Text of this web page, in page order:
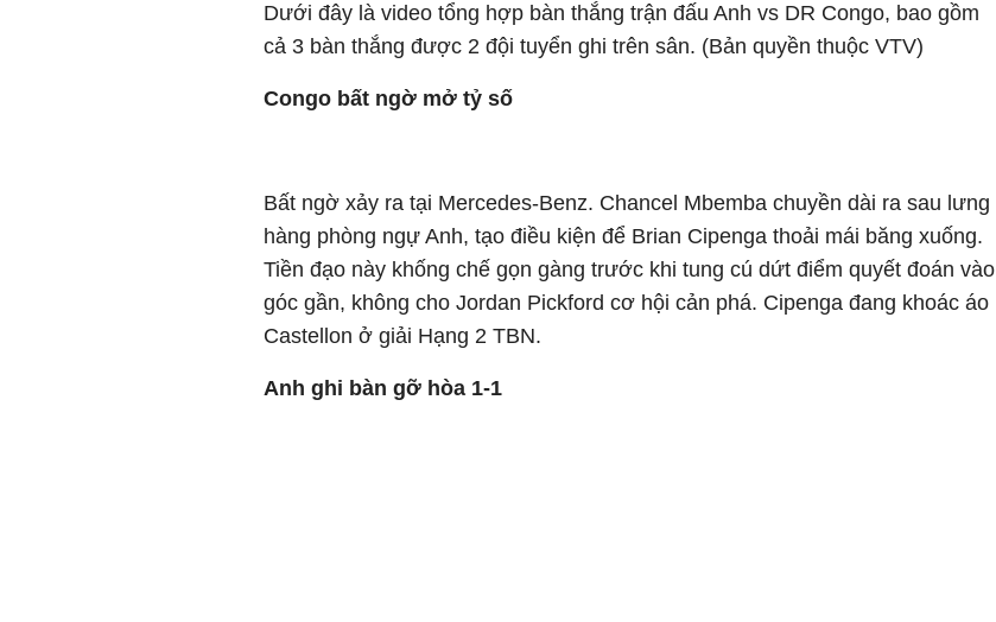
Dưới đây là video tổng hợp bàn thắng trận đấu Anh vs DR Congo, bao gồm
cả 3 bàn thắng được 2 đội tuyển ghi trên sân. (Bản quyền thuộc VTV)
Congo bất ngờ mở tỷ số
Bất ngờ xảy ra tại Mercedes-Benz. Chancel Mbemba chuyền dài ra sau lưng
hàng phòng ngự Anh, tạo điều kiện để Brian Cipenga thoải mái băng xuống.
Tiền đạo này khống chế gọn gàng trước khi tung cú dứt điểm quyết đoán vào
góc gần, không cho Jordan Pickford cơ hội cản phá. Cipenga đang khoác áo
Castellon ở giải Hạng 2 TBN.
Anh ghi bàn gỡ hòa 1-1